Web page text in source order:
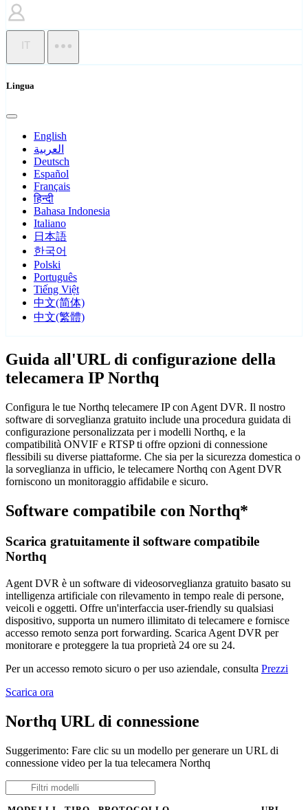
IT
Lingua
English
العربية
Deutsch
Español
Français
हिन्दी
Bahasa Indonesia
Italiano
日本語
한국어
Polski
Português
Tiếng Việt
中文(简体)
中文(繁體)
Guida all'URL di configurazione della
telecamera IP Northq
Configura le tue Northq telecamere IP con Agent DVR. Il nostro
software di sorveglianza gratuito include una procedura guidata di
configurazione personalizzata per i modelli Northq, e la
compatibilità ONVIF e RTSP ti offre opzioni di connessione
flessibili su diverse piattaforme. Che sia per la sicurezza domestica o
la sorveglianza in ufficio, le telecamere Northq con Agent DVR
forniscono un monitoraggio affidabile e sicuro.
Software compatibile con Northq*
Scarica gratuitamente il software compatibile
Northq
Agent DVR è un software di videosorveglianza gratuito basato su
intelligenza artificiale con rilevamento in tempo reale di persone,
veicoli e oggetti. Offre un'interfaccia user-friendly su qualsiasi
dispositivo, supporta un numero illimitato di telecamere e fornisce
accesso remoto senza port forwarding. Scarica Agent DVR per
monitorare e proteggere la tua proprietà 24 ore su 24.
Per un accesso remoto sicuro o per uso aziendale, consulta Prezzi
Scarica ora
Northq URL di connessione
Suggerimento: Fare clic su un modello per generare un URL di
connessione video per la tua telecamera Northq